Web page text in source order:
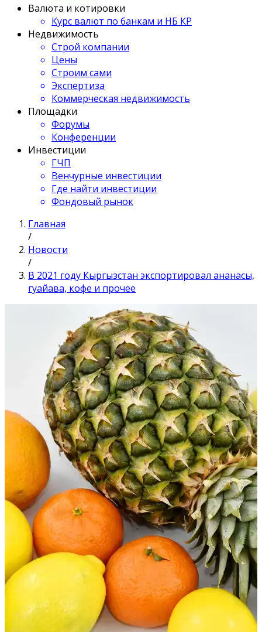
Валюта и котировки
Курс валют по банкам и НБ КР
Недвижимость
Строй компании
Цены
Строим сами
Экспертиза
Коммерческая недвижимость
Площадки
Форумы
Конференции
Инвестиции
ГЧП
Венчурные инвестиции
Где найти инвестиции
Фондовый рынок
Главная
/
Новости
/
В 2021 году Кыргызстан экспортировал ананасы,
гуайава, кофе и прочее